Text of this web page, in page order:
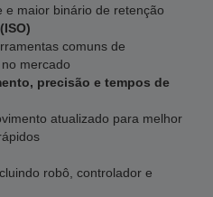
e maior binário de retenção
comuns de
mercado
precisão e tempos de
atualizado para melhor
robô, controlador e